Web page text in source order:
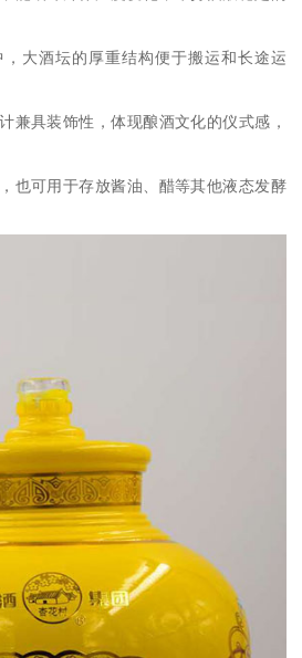
大酒坛的厚重结构便于搬运和长途运
兼具装饰性，体现酿酒文化的仪式感，
也可用于存放酱油、醋等其他液态发酵